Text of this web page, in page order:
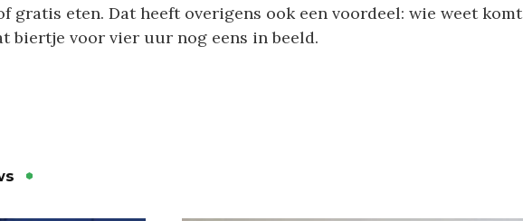
gratis eten. Dat heeft overigens ook een voordeel: wie weet komt
biertje voor vier uur nog eens in beeld.